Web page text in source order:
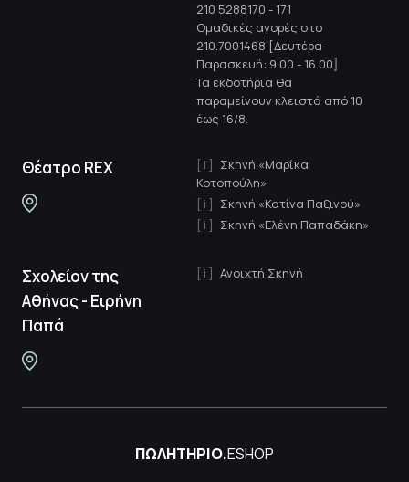
210 5288170 - 171
Ομαδικές αγορές στο
210.7001468 [Δευτέρα-
Παρασκευή: 9.00 - 16.00]
Τα εκδοτήρια θα
παραμείνουν κλειστά από 10
έως 16/8.
Θέατρο REX
Σκηνή «Μαρίκα
Κοτοπούλη»
Σκηνή «Κατίνα Παξινού»
Σκηνή «Ελένη Παπαδάκη»
Σχολείον της
Αθήνας - Ειρήνη
Παπά
Ανοιχτή Σκηνή
ΠΩΛΗΤΗΡΙΟ.ESHOP